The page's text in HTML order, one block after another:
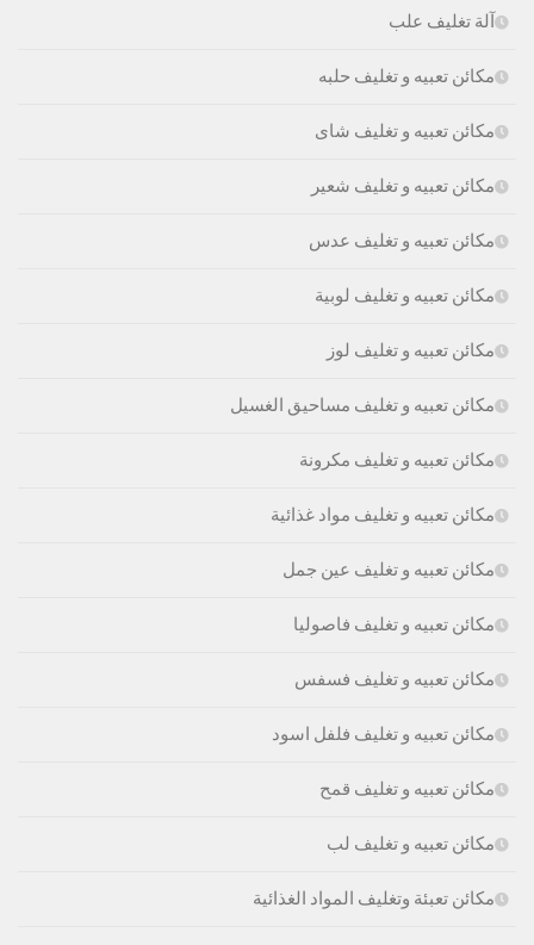
آلة تغليف علب
مكائن تعبيه و تغليف حلبه
مكائن تعبيه و تغليف شاى
مكائن تعبيه و تغليف شعير
مكائن تعبيه و تغليف عدس
مكائن تعبيه و تغليف لوبية
مكائن تعبيه و تغليف لوز
مكائن تعبيه و تغليف مساحيق الغسيل
مكائن تعبيه و تغليف مكرونة
مكائن تعبيه و تغليف مواد غذائية
مكائن تعبيه و تغليف عين جمل
مكائن تعبيه و تغليف فاصوليا
مكائن تعبيه و تغليف فسفس
مكائن تعبيه و تغليف فلفل اسود
مكائن تعبيه و تغليف قمح
مكائن تعبيه و تغليف لب
مكائن تعبئة وتغليف المواد الغذائية